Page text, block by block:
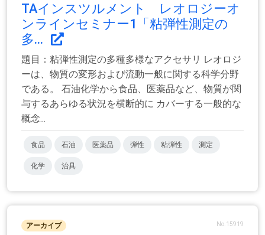
TAインスツルメント レオロジーオ
ンラインセミナー1「粘弾性測定の
多...
題目：粘弾性測定の多種多様なアクセサリ レオロジ
ーは、物質の変形および流動一般に関する科学分野
である。 石油化学から食品、医薬品など、物質が関
与するあらゆる状況を横断的に カバーする一般的な
概念...
食品 石油 医薬品 弾性 粘弾性 測定
化学 治具
アーカイブ No.15919